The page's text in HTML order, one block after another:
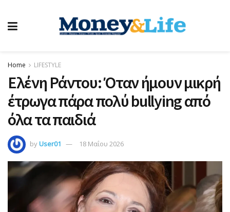
Home LIFESTYLE
Ελένη Ράντου: Όταν ήμουν μικρή
έτρωγα πάρα πολύ bullying από
όλα τα παιδιά
byUser01 18 Μαΐου 2026